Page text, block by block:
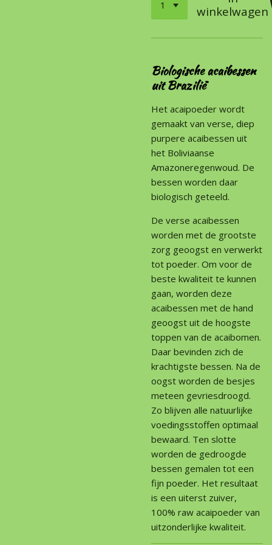
winkelwagen
Biologische acaibessen
uit Brazilië
Het acaipoeder wordt
gemaakt van verse, diep
purpere acaibessen uit
het Boliviaanse
Amazoneregenwoud. De
bessen worden daar
biologisch geteeld.
De verse acaibessen
worden met de grootste
zorg geoogst en verwerkt
tot poeder. Om voor de
beste kwaliteit te kunnen
gaan, worden deze
acaibessen met de hand
geoogst uit de hoogste
toppen van de acaibomen.
Daar bevinden zich de
krachtigste bessen. Na de
oogst worden de besjes
meteen gevriesdroogd.
Zo blijven alle natuurlijke
voedingsstoffen optimaal
bewaard. Ten slotte
worden de gedroogde
bessen gemalen tot een
fijn poeder. Het resultaat
is een uiterst zuiver,
100% raw acaipoeder van
uitzonderlijke kwaliteit.